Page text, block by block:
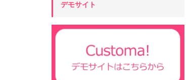
デモサイト